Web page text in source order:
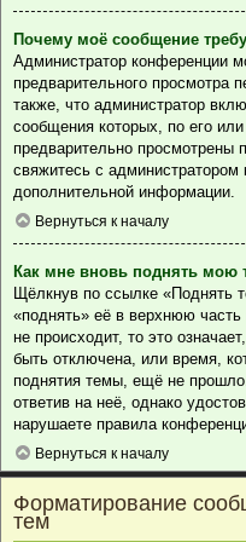
Почему моё сообщение
Администратор конференции
предварительного просмотра
также, что администратор
сообщения которых, по его
предварительно просмотрены
свяжитесь с
дополнительной информации.
Вернуться к началу
Как мне вновь поднять мою
Щёлкнув по ссылке «Поднять
«поднять» её в верхнюю
не происходит, то это
быть отключена, или время,
поднятия темы, ещё не
ответив на неё, однако
нарушаете правила
Вернуться к началу
Форматирование
тем